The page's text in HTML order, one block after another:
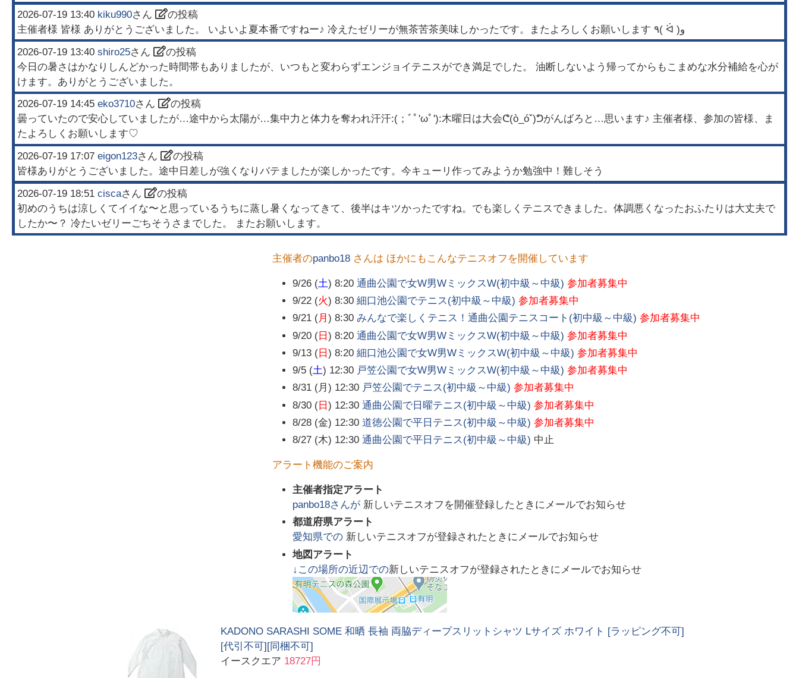
2026-07-19 13:40 kiku990さん
の投稿
主催者様 皆様 ありがとうございました。 いよいよ夏本番ですねー♪ 冷えたゼリーが無茶苦茶美味しかったです。またよろしくお願いします ٩( ᐛ )و
2026-07-19 13:40 shiro25さん
の投稿
今日の暑さはかなりしんどかった時間帯もありましたが、いつもと変わらずエンジョイテニスができ満足でした。 油断しないよう帰ってからもこまめな水分補給を心が
けます。ありがとうございました。
2026-07-19 14:45 eko3710さん
の投稿
曇っていたので安心していましたが…途中から太陽が…集中力と体力を奪われ汗汗:(；ﾞﾟ'ωﾟ'):木曜日は大会ᕦ(ò_óˇ)ᕤがんばろと…思います♪ 主催者様、参加の皆様、ま
たよろしくお願いします♡
2026-07-19 17:07 eigon123さん
の投稿
皆様ありがとうございました。途中日差しが強くなりバテましたが楽しかったです。今キューリ作ってみようか勉強中！難しそう
2026-07-19 18:51 ciscaさん
の投稿
初めのうちは涼しくてイイな〜と思っているうちに蒸し暑くなってきて、後半はキツかったですね。でも楽しくテニスできました。体調悪くなったおふたりは大丈夫で
したか〜？ 冷たいゼリーごちそうさまでした。 またお願いします。
主催者のpanbo18 さんは ほかにもこんなテニスオフを開催しています
9/26 (土) 8:20 通曲公園で女W男WミックスW(初中級～中級) 参加者募集中
9/22 (火) 8:30 細口池公園でテニス(初中級～中級) 参加者募集中
9/21 (月 ) 8:30 みんなで楽しくテニス！通曲公園テニスコート(初中級～中級) 参加者募集中
9/20 (日 ) 8:20 通曲公園で女W男WミックスW(初中級～中級) 参加者募集中
9/13 (日 ) 8:20 細口池公園で女W男WミックスW(初中級～中級) 参加者募集中
9/5 (土) 12:30 戸笠公園で女W男WミックスW(初中級～中級) 参加者募集中
8/31 (月) 12:30 戸笠公園でテニス(初中級～中級) 参加者募集中
8/30 (日 ) 12:30 通曲公園で日曜テニス(初中級～中級) 参加者募集中
8/28 (金) 12:30 道徳公園で平日テニス(初中級～中級) 参加者募集中
8/27 (木) 12:30 通曲公園で平日テニス(初中級～中級) 中止
アラート機能のご案内
主催者指定アラート
panbo18さんが 新しいテニスオフを開催登録したときにメールでお知らせ
都道府県アラート
愛知県での 新しいテニスオフが登録されたときにメールでお知らせ
地図アラート
↓この場所の近辺での新しいテニスオフが登録されたときにメールでお知らせ
KADONO SARASHI SOME 和晒 長袖 両脇ディープスリットシャツ Lサイズ ホワイト [ラッピング不可]
[代引不可][同梱不可]
イースクエア 18727円